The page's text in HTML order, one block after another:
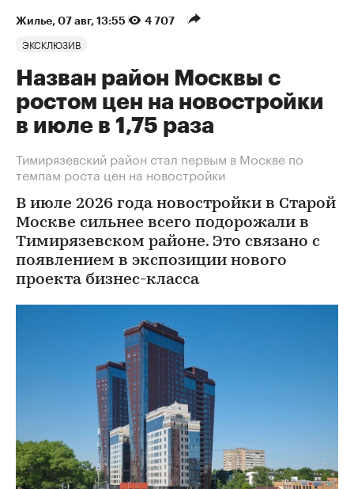
Жилье⁠, 07 авг, 13:55 4 707
ЭКСКЛЮЗИВ
Назван район Москвы с
ростом цен на новостройки
в июле в 1,75 раза
Тимирязевский район стал первым в Москве по
темпам роста цен на новостройки
В июле 2026 года новостройки в Старой
Москве сильнее всего подорожали в
Тимирязевском районе. Это связано с
появлением в экспозиции нового
проекта бизнес-класса